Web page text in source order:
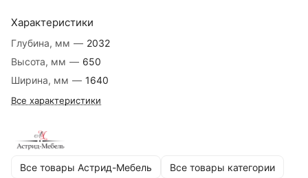
Характеристики
Глубина, мм — 2032
Высота, мм — 650
Ширина, мм — 1640
Все характеристики
Все товары Астрид-Мебель Все товары категории